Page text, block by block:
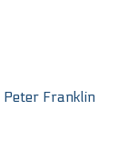
Peter Franklin